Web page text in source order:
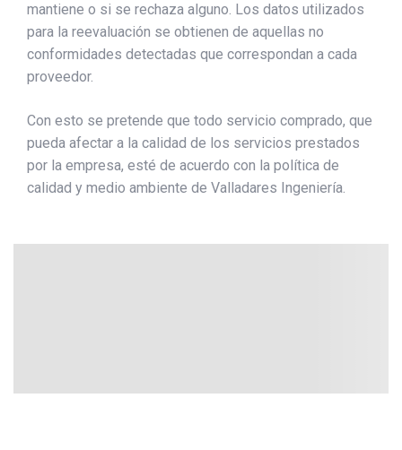
mantiene o si se rechaza alguno. Los datos utilizados
para la reevaluación se obtienen de aquellas no
conformidades detectadas que correspondan a cada
proveedor.
Con esto se pretende que todo servicio comprado, que
pueda afectar a la calidad de los servicios prestados
por la empresa, esté de acuerdo con la política de
calidad y medio ambiente de Valladares Ingeniería.